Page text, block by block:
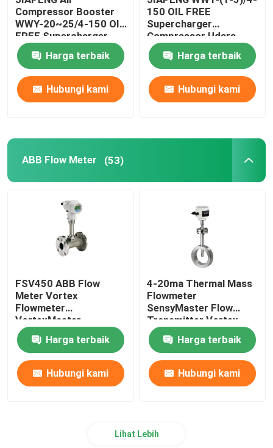
ABB Flow Meter
ABB Pressure Transmitter
ABB Level Transmitter
Sistem Kalibrasi Aliran Cairan
Otomatisasi Robot Arm
Pemosisian Digital
Compressor Booster
WWY-20~25/4-150 OIL
FREE Supercharger
Untuk Pengisian
OksigenHarga terbaik
Hubungi kami
150 OIL FREE
Supercharger
Compressor Udara
Untuk Isi Oxygen
Harga terbaik
Hubungi kami
ABB Flow Meter (53)
FSV450 ABB Flow
Meter Vortex
Flowmeter
VortexMaster
Harga terbaik
Hubungi kami
4-20ma Thermal Mass
Flowmeter
SensyMaster Flow
Transmitter Vortex
FMT200
Harga terbaik
Hubungi kami
Lihat Lebih